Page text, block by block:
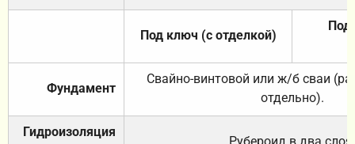
Под ключ (с отделкой)
Под
Фундамент
Свайно-винтовой или ж/б сваи
отдельно).
Гидроизоляция